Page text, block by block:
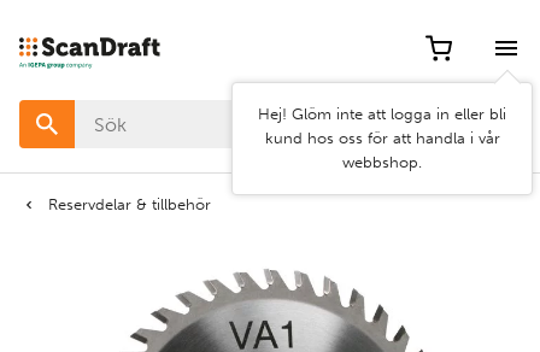
Hej! Glöm inte att logga in eller bli
kund hos oss för att handla i vår
webbshop.
Reservdelar & tillbehör
Filter
Färg